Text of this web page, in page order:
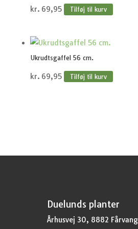
kr. 69,95 Tilføj til kurv
Ukrudtsgaffel 56 cm.
kr. 69,95 Tilføj til kurv
Duelunds planter
Århusvej 30, 8882 Fårvang